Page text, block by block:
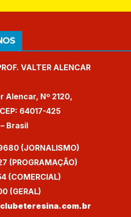
VALTER ALENCAR
Alencar, Nº 2120,
64017-425
Brasil
(JORNALISMO)
(PROGRAMAÇÃO)
(COMERCIAL)
(GERAL)